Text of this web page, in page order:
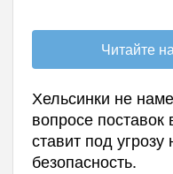
Читайте
Хельсинки не
вопросе
ставит под
безопасность.